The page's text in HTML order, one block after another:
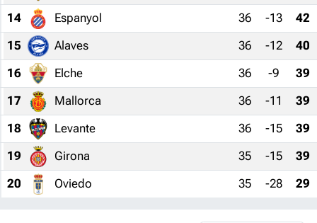
14
Espanyol 36 -13
42
15
Alaves 36 -12
40
16
Elche 36 -9
39
17
Mallorca 36 -11
39
18
Levante 36 -15
39
19
Girona 35 -15
39
20
Oviedo 35 -28 29